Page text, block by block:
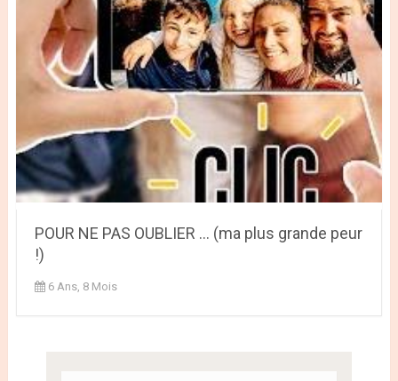
POUR NE PAS OUBLIER ... (ma plus grande peur
!)
6 Ans, 8 Mois